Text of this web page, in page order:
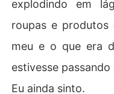
explodindo em
roupas e produtos
meu e o que era
estivesse
Eu ainda sinto.